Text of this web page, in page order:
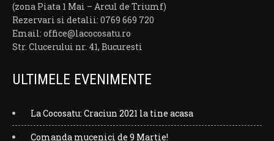
(zona Piata 1 Mai – Arcul de Triumf)
Rezervari si detalii: 0769 669 720
Email: office@lacocosatu.ro
Str. Clucerului nr. 41, Bucuresti
ULTIMELE EVENIMENTE
La Cocosatu: Craciun 2021 la tine acasa
Comanda mucenici de 9 Martie!